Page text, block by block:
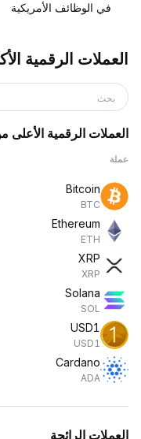
في الوظائف الأمريكية
العملات الرقمية
بحث
العملات الرقمية
عملة
Bitcoin
BTC
Ethereum
ETH
XRP
XRP
Solana
SOL
USD1
USD1
Cardano
ADA
العملات الرائجة